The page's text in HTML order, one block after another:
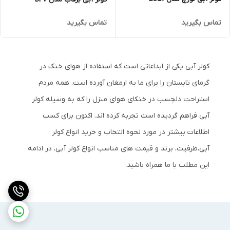
تماس بگیرید تماس بگیرید
کولر آبی یکی از ابداعاتی است که استفاده از هوای خنک در
گرمای تابستان را برای ما به ارمغان آورده است. همه مردم
استراحت دلچسب در خنکای هوای منزل را که به وسیله کولر
آبی فراهم گردیده است تجربه کرده اند. اکنون برای کسب
اطلاعات بیشتر در مورد نحوه انتخاب و خرید انواع کولر
آبی،ظرفیت، برند و قیمت های مناسب انواع کولر آبی، در ادامه
این مطلب با ما همراه باشید.